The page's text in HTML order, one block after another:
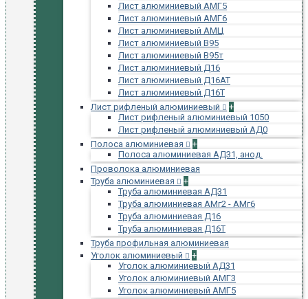
Лист алюминиевый АМГ5
Лист алюминиевый АМГ6
Лист алюминиевый АМЦ
Лист алюминиевый В95
Лист алюминиевый В95т
Лист алюминиевый Д16
Лист алюминиевый Д16АТ
Лист алюминиевый Д16Т
Лист рифленый алюминиевый
+
Лист рифленый алюминиевый 1050
Лист рифленый алюминиевый АД0
Полоса алюминиевая
+
Полоса алюминиевая АД31, анод.
Проволока алюминиевая
Труба алюминиевая
+
Труба алюминиевая АД31
Труба алюминиевая АМг2 - АМг6
Труба алюминиевая Д16
Труба алюминиевая Д16Т
Труба профильная алюминиевая
Уголок алюминиевый
+
Уголок алюминиевый АД31
Уголок алюминиевый АМГ3
Уголок алюминиевый АМГ5